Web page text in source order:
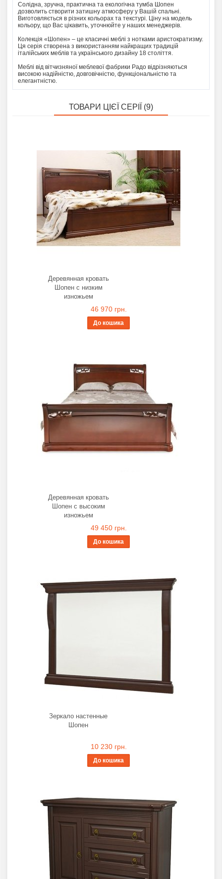
Солідна, зручна, практична та екологічна тумба Шопен
дозволить створити затишну атмосферу у Вашій спальні.
Виготовляється в різних кольорах та текстурі. Ціну на модель
кольору, що Вас цікавить, уточнюйте у наших менеджерів.
Колекція «Шопен» – це класичні меблі з нотками аристократизму.
Ця серія створена з використанням найкращих традицій
італійських меблів та українського дизайну 18 століття.
Меблі від вітчизняної меблевої фабрики Радо відрізняються
високою надійністю, довговічністю, функціональністю та
елегантністю.
ТОВАРИ ЦІЄЇ СЕРІЇ (9)
Деревянная кровать
Шопен с низким
изножьем
46 970 грн.
До кошика
Деревянная кровать
Шопен с высоким
изножьем
49 450 грн.
До кошика
Зеркало настенные
Шопен
10 230 грн.
До кошика